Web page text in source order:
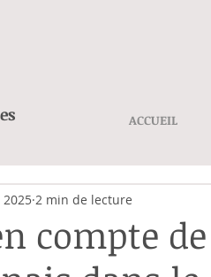
ACCUEIL
compte
2 min de lecture